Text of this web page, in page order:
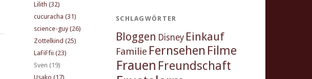
Lilith (32)
cucuracha (31)
science-guy (26)
Zottelkind (25)
LaFiFfii (23)
Sven (19)
Usako (17)
SCHLAGWÖRTER
Bloggen Disney Einkauf
Familie Fernsehen Filme
Frauen Freundschaft